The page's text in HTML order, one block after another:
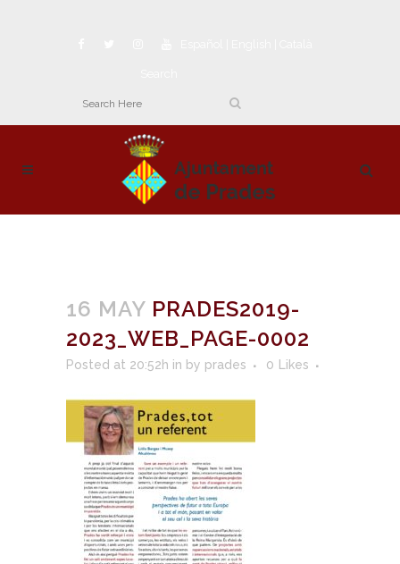
16 MAY PRADES2019-
2023_WEB_PAGE-0002
Posted at 20:52h in by prades 0 Likes